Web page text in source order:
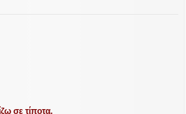
σε τίποτα,